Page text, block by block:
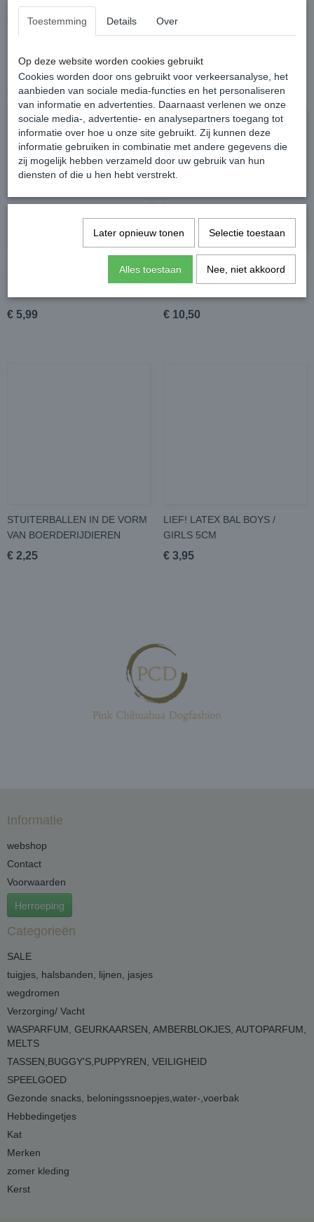
22 cm
Ook interessant
€ 5,99
CHEWY VUITON HIGH
€ 10,50
STUITERBALLEN IN DE VORM
VAN BOERDERIJDIEREN
€ 2,25
LIEF! LATEX BAL BOYS /
GIRLS 5CM
€ 3,95
Informatie
webshop
Contact
Voorwaarden
Herroeping
Categorieën
SALE
tuigjes, halsbanden, lijnen, jasjes
wegdromen
Verzorging/ Vacht
WASPARFUM, GEURKAARSEN, AMBERBLOKJES, AUTOPARFUM,
MELTS
TASSEN,BUGGY'S,PUPPYREN, VEILIGHEID
SPEELGOED
Gezonde snacks, beloningssnoepjes,water-,voerbak
Hebbedingetjes
Kat
Merken
zomer kleding
Kerst
Toestemming Details Over
Op deze website worden cookies gebruikt
Cookies worden door ons gebruikt voor verkeersanalyse, het
aanbieden van sociale media-functies en het personaliseren
van informatie en advertenties. Daarnaast verlenen we onze
sociale media-, advertentie- en analysepartners toegang tot
informatie over hoe u onze site gebruikt. Zij kunnen deze
informatie gebruiken in combinatie met andere gegevens die
zij mogelijk hebben verzameld door uw gebruik van hun
diensten of die u hen hebt verstrekt.
Later opnieuw tonen Selectie toestaan
Alles toestaan Nee, niet akkoord